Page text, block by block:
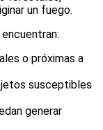
un fuego.
o próximas a
susceptibles
generar